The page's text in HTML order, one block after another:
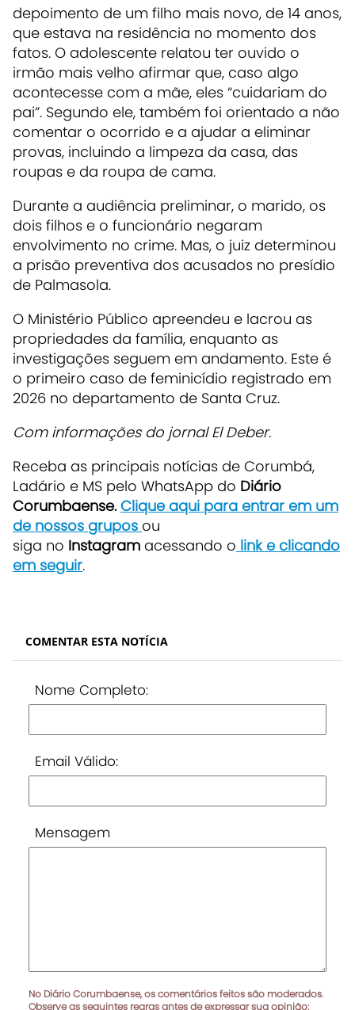
depoimento de um filho mais novo, de 14 anos,
que estava na residência no momento dos
fatos. O adolescente relatou ter ouvido o
irmão mais velho afirmar que, caso algo
acontecesse com a mãe, eles “cuidariam do
pai”. Segundo ele, também foi orientado a não
comentar o ocorrido e a ajudar a eliminar
provas, incluindo a limpeza da casa, das
roupas e da roupa de cama.
Durante a audiência preliminar, o marido, os
dois filhos e o funcionário negaram
envolvimento no crime. Mas, o juiz determinou
a prisão preventiva dos acusados no presídio
de Palmasola.
O Ministério Público apreendeu e lacrou as
propriedades da família, enquanto as
investigações seguem em andamento. Este é
o primeiro caso de feminicídio registrado em
2026 no departamento de Santa Cruz.
Com informações do jornal El Deber.
Receba as principais notícias de Corumbá,
Ladário e MS pelo WhatsApp do Diário
Corumbaense.Clique aqui para entrar em um
de nossos grupos ou
siga no Instagram acessando o link e clicando
em seguir.
COMENTAR ESTA NOTÍCIA
Nome Completo:
Email Válido:
Mensagem
No Diário Corumbaense, os comentários feitos são moderados.
Observe as seguintes regras antes de expressar sua opinião: